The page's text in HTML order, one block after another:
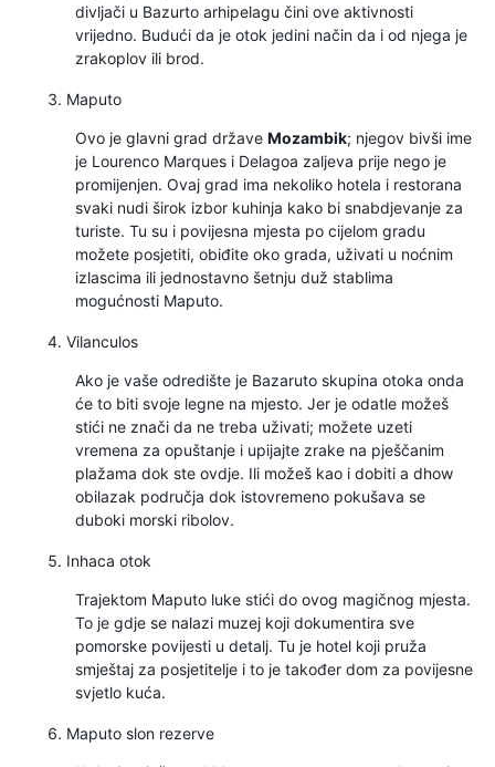
divljači u Bazurto arhipelagu čini ove aktivnosti
vrijedno. Budući da je otok jedini način da i od njega je
zrakoplov ili brod.
Maputo
Ovo je glavni grad države Mozambik; njegov bivši ime
je Lourenco Marques i Delagoa zaljeva prije nego je
promijenjen. Ovaj grad ima nekoliko hotela i restorana
svaki nudi širok izbor kuhinja kako bi snabdjevanje za
turiste. Tu su i povijesna mjesta po cijelom gradu
možete posjetiti, obiđite oko grada, uživati u noćnim
izlascima ili jednostavno šetnju duž stablima
mogućnosti Maputo.
Vilanculos
Ako je vaše odredište je Bazaruto skupina otoka onda
će to biti svoje legne na mjesto. Jer je odatle možeš
stići ne znači da ne treba uživati; možete uzeti
vremena za opuštanje i upijajte zrake na pješčanim
plažama dok ste ovdje. Ili možeš kao i dobiti a dhow
obilazak područja dok istovremeno pokušava se
duboki morski ribolov.
Inhaca otok
Trajektom Maputo luke stići do ovog magičnog mjesta.
To je gdje se nalazi muzej koji dokumentira sve
pomorske povijesti u detalj. Tu je hotel koji pruža
smještaj za posjetitelje i to je također dom za povijesne
svjetlo kuća.
Maputo slon rezerve